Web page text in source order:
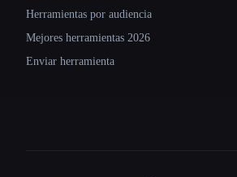
Herramientas por audiencia
Mejores herramientas 2026
Enviar herramienta